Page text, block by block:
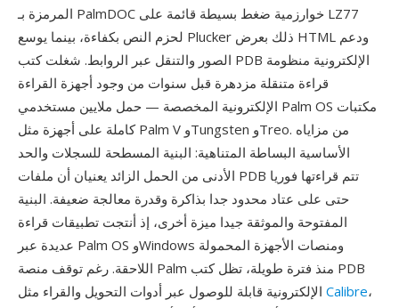
المرمزة بـ PalmDOC خوارزمية ضغط بسيطة قائمة على LZ77
لحزم النص بكفاءة، بينما يوسع Plucker ذلك بعرض HTML ودعم
الصور والتنقل عبر الروابط. شغلت كتب PDB الإلكترونية منظومة
قراءة متنقلة مزدهرة قبل سنوات من وجود أجهزة القراءة
الإلكترونية المخصصة — حمل ملايين مستخدمي Palm OS مكتبات
كاملة على أجهزة مثل Palm V وTungsten وTreo. من مزاياه
الأساسية البساطة المتناهية: البنية المسطحة للسجلات والحد
الأدنى من الحمل الزائد يعنيان أن ملفات PDB تتم قراءتها فوريا
حتى على عتاد محدود جدا بذاكرة وقدرة معالجة ضعيفة. البنية
المفتوحة والموثقة جيدا ميزة أخرى، إذ أنتجت تطبيقات قراءة
عديدة عبر Palm OS وWindows ومنصات الأجهزة المحمولة
اللاحقة. رغم توقف منصة Palm منذ فترة طويلة، تظل كتب PDB
Calibre،